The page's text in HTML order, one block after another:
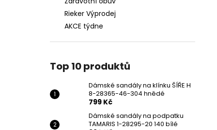
Rieker Výprodej
AKCE týdne
Top 10 produktů
Dámské sandály na klínku ŠÍŘE H
8-28365-46-304 hnědé
799 Kč
Dámské sandály na podpatku
TAMARIS 1-28295-20 140 bílé